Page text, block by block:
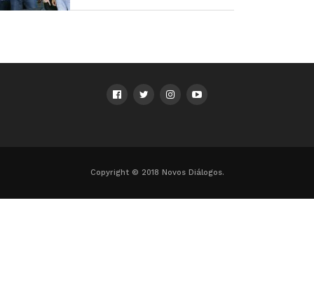
Copyright © 2018 Novos Diálogos.